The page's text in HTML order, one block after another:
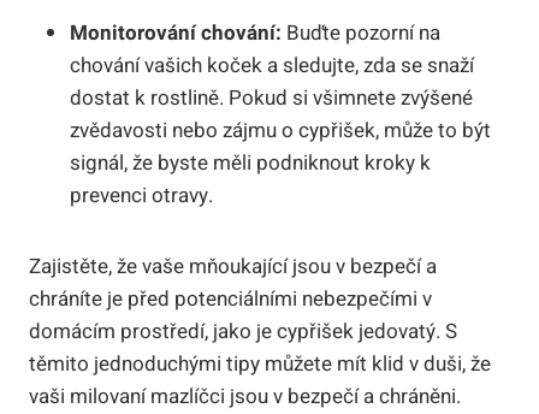
Monitorování chování: Buďte pozorní na
chování vašich koček a sledujte, zda se snaží
dostat k rostlině. Pokud si všimnete zvýšené
zvědavosti nebo zájmu o cypřišek, může to být
signál, že byste měli podniknout kroky k
prevenci otravy.
Zajistěte, že vaše mňoukající jsou v bezpečí a
chráníte je před potenciálními nebezpečími v
domácím prostředí, jako je cypřišek jedovatý. S
těmito jednoduchými tipy můžete mít klid v duši, že
vaši milovaní mazlíčci jsou v bezpečí a chráněni.